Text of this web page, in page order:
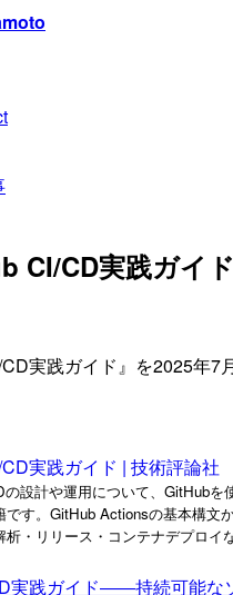
CI/CD実践ガイ
CD実践ガイド』を2025年7
実践ガイド | 技術評論社
設計や運用について、GitHubを
です。GitHub Actionsの基本構文
析・リリース・コンテナデプロイ
改善・GitHub Appsのような、実
実践ガイド――持続可能な